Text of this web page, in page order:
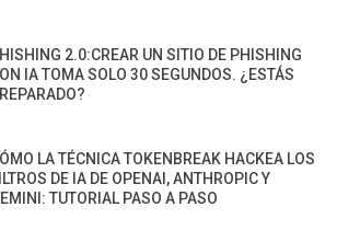
2.0:CREAR UN SITIO DE PHISHING
IA TOMA SOLO 30 SEGUNDOS. ¿ESTÁS
LA TÉCNICA TOKENBREAK HACKEA LOS
DE IA DE OPENAI, ANTHROPIC Y
TUTORIAL PASO A PASO